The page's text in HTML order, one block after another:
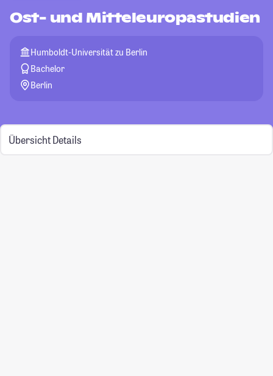
Ost- und Mitteleuropastudien
Humboldt-Universität zu Berlin
Bachelor
Berlin
Übersicht Details